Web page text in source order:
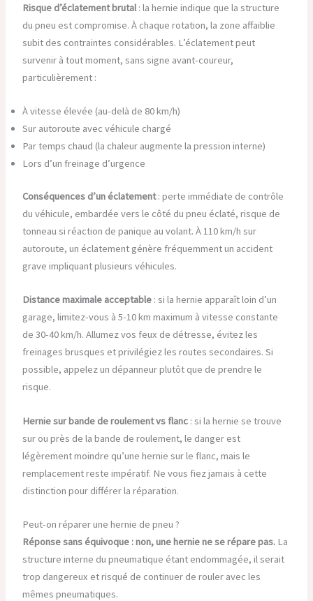
Risque d’éclatement brutal: la hernie indique que la structure
du pneu est compromise. À chaque rotation, la zone affaiblie
subit des contraintes considérables. L’éclatement peut
survenir à tout moment, sans signe avant-coureur,
particulièrement :
À vitesse élevée (au-delà de 80 km/h)
Sur autoroute avec véhicule chargé
Par temps chaud (la chaleur augmente la pression interne)
Lors d’un freinage d’urgence
Conséquences d’un éclatement: perte immédiate de contrôle
du véhicule, embardée vers le côté du pneu éclaté, risque de
tonneau si réaction de panique au volant. À 110 km/h sur
autoroute, un éclatement génère fréquemment un accident
grave impliquant plusieurs véhicules.
Distance maximale acceptable: si la hernie apparaît loin d’un
garage, limitez-vous à 5-10 km maximum à vitesse constante
de 30-40 km/h. Allumez vos feux de détresse, évitez les
freinages brusques et privilégiez les routes secondaires. Si
possible, appelez un dépanneur plutôt que de prendre le
risque.
Hernie sur bande de roulement vs flanc: si la hernie se trouve
sur ou près de la bande de roulement, le danger est
légèrement moindre qu’une hernie sur le flanc, mais le
remplacement reste impératif. Ne vous fiez jamais à cette
distinction pour différer la réparation.
Peut-on réparer une hernie de pneu ?
Réponse sans équivoque : non, une hernie ne se répare pas.La
structure interne du pneumatique étant endommagée, il serait
trop dangereux et risqué de continuer de rouler avec les
mêmes pneumatiques.